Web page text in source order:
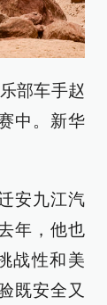
部车手赵
中。新华
安九江汽
年，他也
战性和美
既安全又